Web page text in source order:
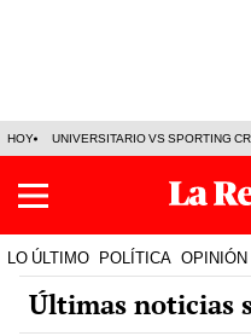
HOY UNIVERSITARIO VS SPORTING
LO ÚLTIMO POLÍTICA OPINIÓN
Últimas noticias